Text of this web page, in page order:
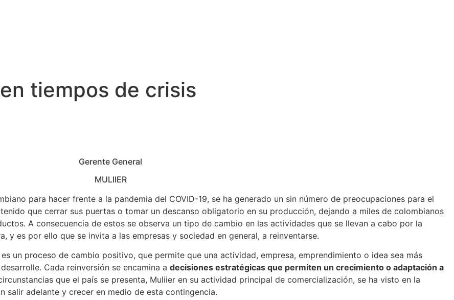
tiempos de crisis
Gerente General
MULIIER
para hacer frente a la pandemia del COVID-19, se ha generado un sin número de preocupaciones para el
que cerrar sus puertas o tomar un descanso obligatorio en su producción, dejando a miles de colombianos
A consecuencia de estos se observa un tipo de cambio en las actividades que se llevan a cabo por la
y es por ello que se invita a las empresas y sociedad en general, a reinventarse.
un proceso de cambio positivo, que permite que una actividad, empresa, emprendimiento o idea sea más
Cada reinversión se encamina a decisiones estratégicas que permiten un crecimiento o adaptación a
que el país se presenta, Muliier en su actividad principal de comercialización, se ha visto en la
salir adelante y crecer en medio de esta contingencia.